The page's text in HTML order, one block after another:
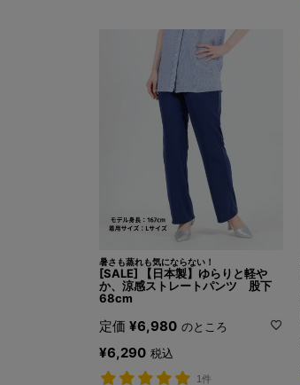
暑さも蒸れも気にならない！
[SALE] 【日本製】ゆらりと軽や
か、涼感ストレートパンツ 股下
68cm
定価 ¥6,980 のところ
¥6,290 税込
1件